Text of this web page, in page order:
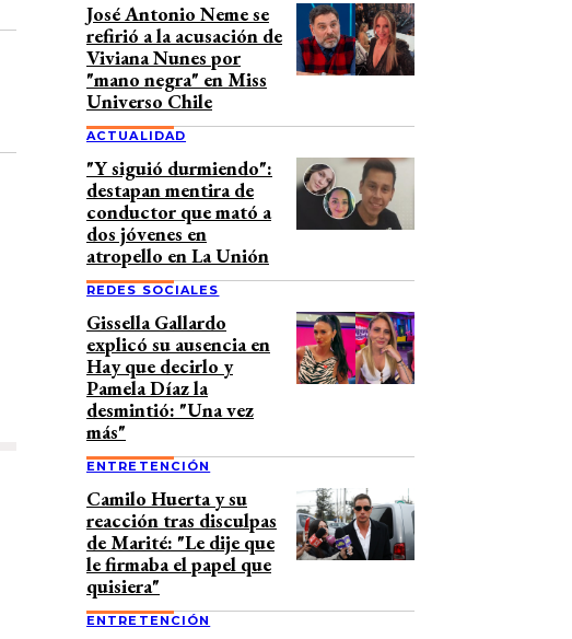
José Antonio Neme se
refirió a la acusación de
Viviana Nunes por
"mano negra" en Miss
Universo Chile
ACTUALIDAD
"Y siguió durmiendo":
destapan mentira de
conductor que mató a
dos jóvenes en
atropello en La Unión
REDES SOCIALES
Gissella Gallardo
explicó su ausencia en
Hay que decirlo y
Pamela Díaz la
desmintió: "Una vez
más"
ENTRETENCIÓN
Camilo Huerta y su
reacción tras disculpas
de Marité: "Le dije que
le firmaba el papel que
quisiera"
ENTRETENCIÓN